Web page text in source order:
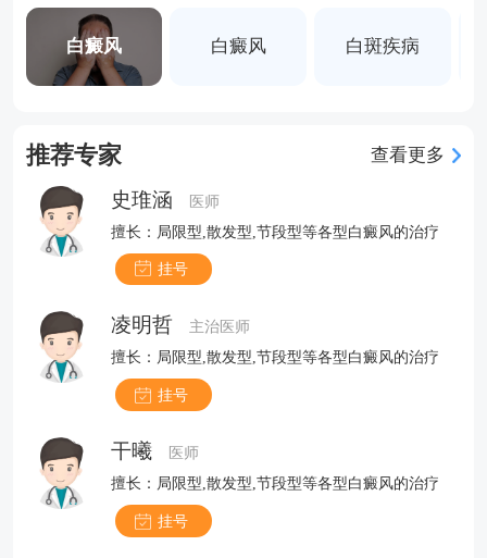
白癜风 白癜风 白斑疾病
推荐专家 查看更多
史琟涵
医师
擅长：局限型,散发型,节段型等各型白癜风的治疗
挂号
凌明哲
主治医师
擅长：局限型,散发型,节段型等各型白癜风的治疗
挂号
干曦
医师
擅长：局限型,散发型,节段型等各型白癜风的治疗
挂号